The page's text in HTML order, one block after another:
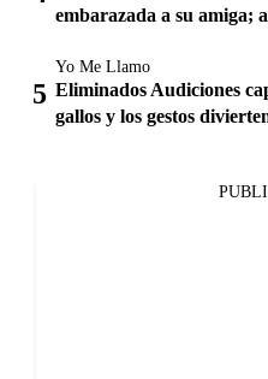
embarazada a su amiga;
Yo Me Llamo
Eliminados Audiciones
gallos y los gestos